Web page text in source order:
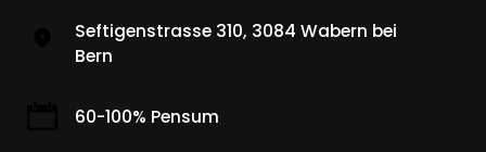
Seftigenstrasse 310, 3084 Wabern bei
Bern
60-100% Pensum